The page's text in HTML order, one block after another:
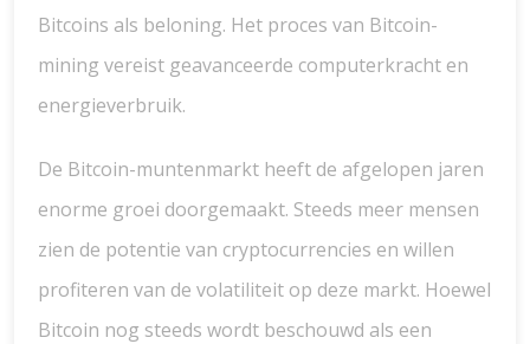
Bitcoins als beloning. Het proces van Bitcoin-
mining vereist geavanceerde computerkracht en
energieverbruik.
De Bitcoin-muntenmarkt heeft de afgelopen jaren
enorme groei doorgemaakt. Steeds meer mensen
zien de potentie van cryptocurrencies en willen
profiteren van de volatiliteit op deze markt. Hoewel
Bitcoin nog steeds wordt beschouwd als een